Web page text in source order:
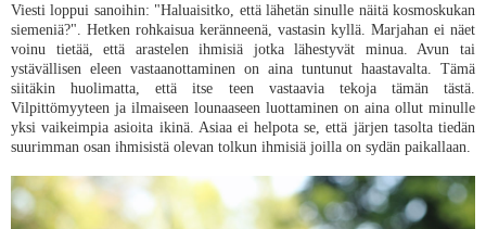
Viesti loppui sanoihin: "Haluaisitko, että lähetän sinulle näitä kosmoskukan
siemeniä?". Hetken rohkaisua keränneenä, vastasin kyllä. Marjahan ei näet
voinu tietää, että arastelen ihmisiä jotka lähestyvät minua. Avun tai
ystävällisen eleen vastaanottaminen on aina tuntunut haastavalta. Tämä
siitäkin huolimatta, että itse teen vastaavia tekoja tämän tästä.
Vilpittömyyteen ja ilmaiseen lounaaseen luottaminen on aina ollut minulle
yksi vaikeimpia asioita ikinä. Asiaa ei helpota se, että järjen tasolta tiedän
suurimman osan ihmisistä olevan tolkun ihmisiä joilla on sydän paikallaan.